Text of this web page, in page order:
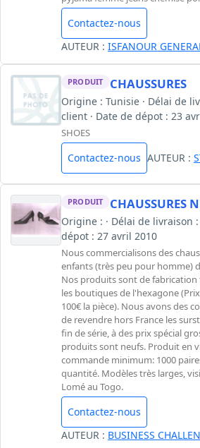
Contactez-nous
AUTEUR : ISFANOUR
PRODUIT CHAUSSURES
Origine : Tunisie · Délai de
client · Date de dépot : 23
SHOES
Contactez-nous AUTEUR :
PRODUIT CHAUSSURES
Origine : · Délai de livraison
dépot : 27 avril 2010
Nous commercialisons des
enfants (très peu pour homme)
Nos produits sont de fabrication
les boutiques de l'hexagone
100€ la pièce). Nous avons des
de revendre hors France les
fin de série, à des prix spécial
produits sont neufs. Produit en
commande minimum: 1000
quantité. Modèles très larges,
Lomé au Togo.
Contactez-nous
AUTEUR : BUSINESS